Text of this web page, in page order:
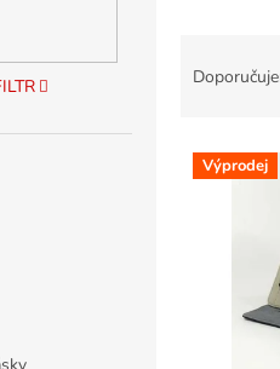
V Výprodej